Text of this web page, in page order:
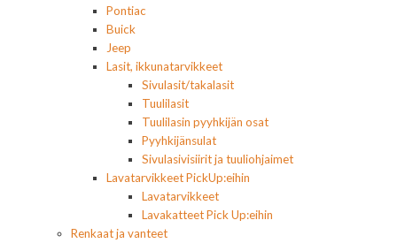
Pontiac
Buick
Jeep
Lasit, ikkunatarvikkeet
Sivulasit/takalasit
Tuulilasit
Tuulilasin pyyhkijän osat
Pyyhkijänsulat
Sivulasivisiirit ja tuuliohjaimet
Lavatarvikkeet PickUp:eihin
Lavatarvikkeet
Lavakatteet Pick Up:eihin
Renkaat ja vanteet